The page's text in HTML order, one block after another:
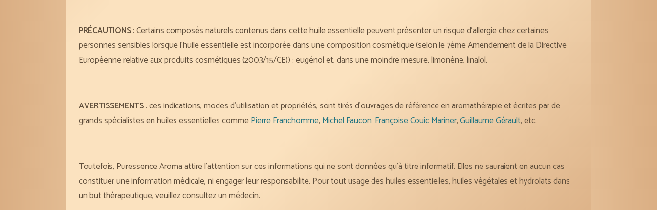
PRÉCAUTIONS: Certains composés naturels contenus dans cette huile essentielle peuvent présenter un risque d’allergie chez certaines
personnes sensibles lorsque l’huile essentielle est incorporée dans une composition cosmétique (selon le 7ème Amendement de la Directive
Européenne relative aux produits cosmétiques (2003/15/CE)) : eugénol et, dans une moindre mesure, limonène, linalol.
AVERTISSEMENTS: ces indications, modes d’utilisation et propriétés, sont tirés d’ouvrages de référence en aromathérapie et écrites par de
grands spécialistes en huiles essentielles commePierre Franchomme,Michel Faucon,Françoise Couic Mariner,Guillaume Gérault, etc.
Toutefois, Puressence Aroma attire l’attention sur ces informations qui ne sont données qu’à titre informatif. Elles ne sauraient en aucun cas
constituer une information médicale, ni engager leur responsabilité. Pour tout usage des huiles essentielles, huiles végétales et hydrolats dans
un but thérapeutique, veuillez consultez un médecin.